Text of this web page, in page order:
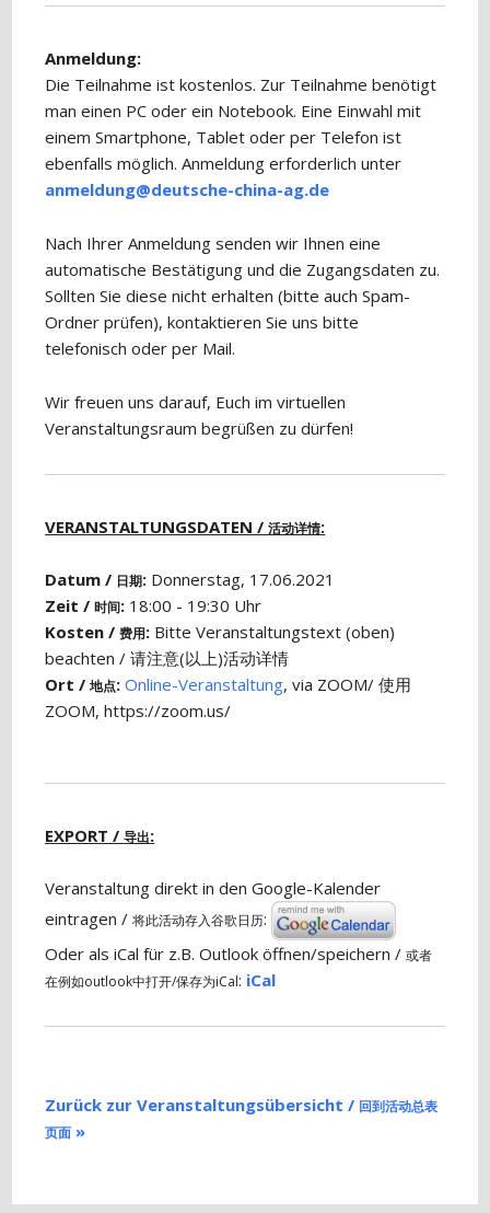
Anmeldung:
Die Teilnahme ist kostenlos. Zur Teilnahme benötigt
man einen PC oder ein Notebook. Eine Einwahl mit
einem Smartphone, Tablet oder per Telefon ist
ebenfalls möglich. Anmeldung erforderlich unter
anmeldung@deutsche-china-ag.de
Nach Ihrer Anmeldung senden wir Ihnen eine
automatische Bestätigung und die Zugangsdaten zu.
Sollten Sie diese nicht erhalten (bitte auch Spam-
Ordner prüfen), kontaktieren Sie uns bitte
telefonisch oder per Mail.
Wir freuen uns darauf, Euch im virtuellen
Veranstaltungsraum begrüßen zu dürfen!
VERANSTALTUNGSDATEN /活动详情:
Datum / 日期: Donnerstag, 17.06.2021
Zeit /时间: 18:00 - 19:30 Uhr
Kosten /费用: Bitte Veranstaltungstext (oben)
beachten / 请注意(以上)活动详情
Ort /地点: Online-Veranstaltung, via ZOOM/ 使用
ZOOM, https://zoom.us/
EXPORT /导出:
Veranstaltung direkt in den Google-Kalender
eintragen /将此活动存入谷歌日历:
Oder als iCal für z.B. Outlook öffnen/speichern /或者
在例如outlook中打开/保存为iCal: iCal
Zurück zur Veranstaltungsübersicht / 回到活动总表
页面 »